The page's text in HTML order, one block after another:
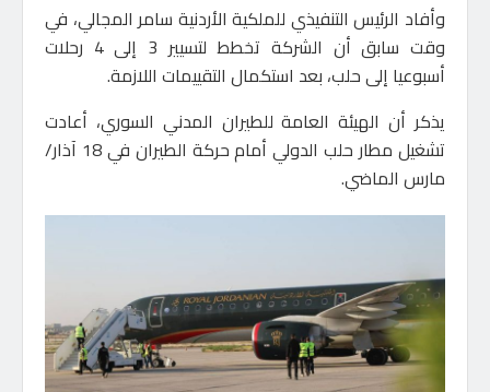
وأفاد الرئيس التنفيذي للملكية الأردنية سامر المجالي، في
وقت سابق أن الشركة تخطط لتسيير 3 إلى 4 رحلات
أسبوعيا إلى حلب، بعد استكمال التقييمات اللازمة.
يذكر أن الهيئة العامة للطيران المدني السوري، أعادت
تشغيل مطار حلب الدولي أمام حركة الطيران في 18 آذار/
مارس الماضي.